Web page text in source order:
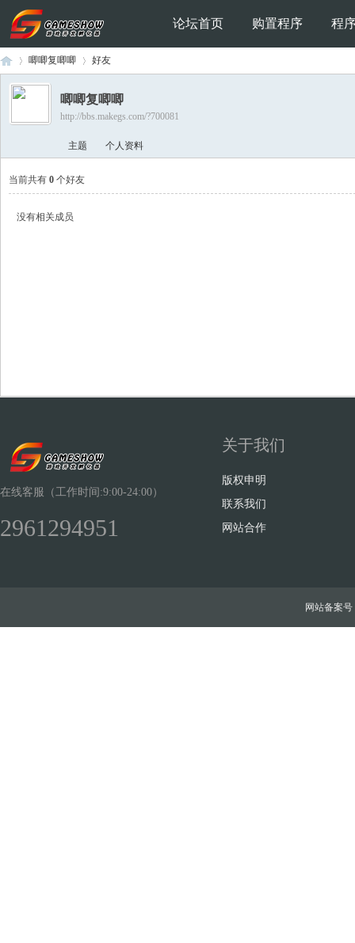
论坛首页 购置程序 程
›
唧唧复唧唧 好友
唧唧复唧唧
http://bbs.makegs.com/?700081
主题 个人资料
当前共有 0 个好友
没有相关成员
在线客服（工作时间:9:00-24:00）
2961294951
关于我们
版权申明
联系我们
网站合作
网站备案号